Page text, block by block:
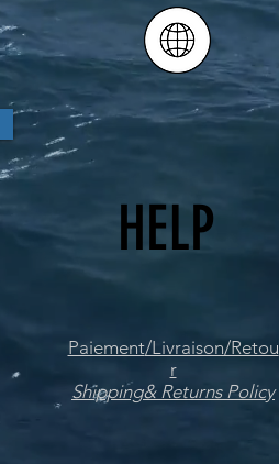
HELP
Paiement/Livraison/Retou
r
Shipping& Returns Policy